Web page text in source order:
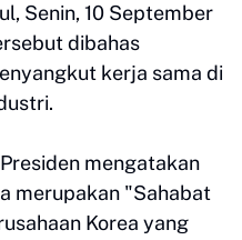
Senin, 10 September
dibahas
kerja sama di
mengatakan
merupakan "Sahabat
Korea yang